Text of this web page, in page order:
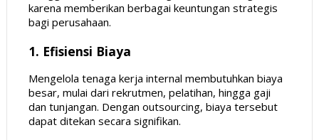
karena memberikan berbagai keuntungan strategis
bagi perusahaan.
1. Efisiensi Biaya
Mengelola tenaga kerja internal membutuhkan biaya
besar, mulai dari rekrutmen, pelatihan, hingga gaji
dan tunjangan. Dengan outsourcing, biaya tersebut
dapat ditekan secara signifikan.